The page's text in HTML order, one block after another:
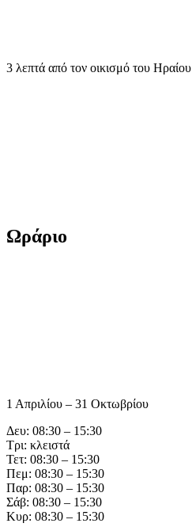
3 λεπτά από τον οικισμό του Ηραίου
Ωράριο
1 Απριλίου – 31 Οκτωβρίου
Δευ: 08:30 – 15:30
Τρι: κλειστά
Τετ: 08:30 – 15:30
Πεμ: 08:30 – 15:30
Παρ: 08:30 – 15:30
Σάβ: 08:30 – 15:30
Κυρ: 08:30 – 15:30